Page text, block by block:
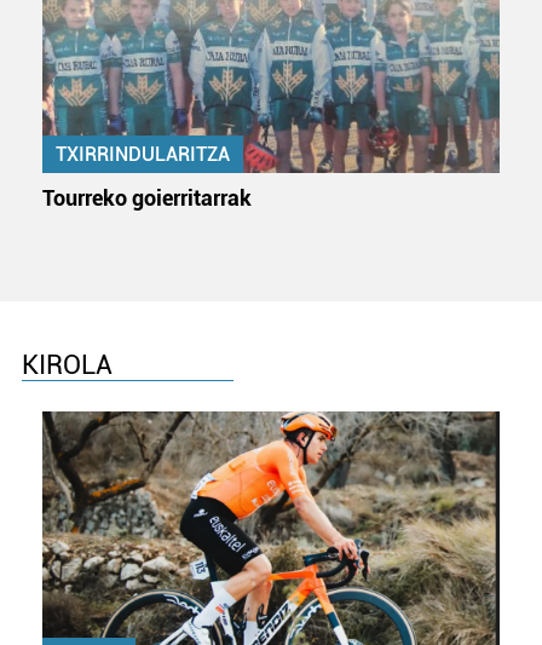
pertsonalizatuak eskaintzeko, iragarkiak eta edukia
neurtzeko, jendeari buruzko informazioa biltzeko eta
produktuak garatzeko. Zure datuak nork eta zertarako
erabiltzen dituen hauta dezakezu.
Bazkide batzuek ez dizute baimenik eskatzen, eta beren
bazkideen zerrenda, beren ustez zein helburutarako
buruzko informazio gehiago eta ezarri zure lehentasunak
datuen atalean. Edozein unetan alda edo ken dezakezu
zure baimena Cookieen adierazpenean.
Webgune honek cookie propioak eta hirugarrenen cookie-
fitxategiak erabiltzen ditu. Zure esperientzia eta
zerbitzuak hobetzeko asmoz, cookie teknologiaz
baliatzen gara. Ohar hau onartuz gero, teknologia hori
erabiltzeko baimen esplizitua ematen diguzu.Gehiago
irakurri
TXIRRINDULARITZA
Tourreko goierritarrak
KIROLA